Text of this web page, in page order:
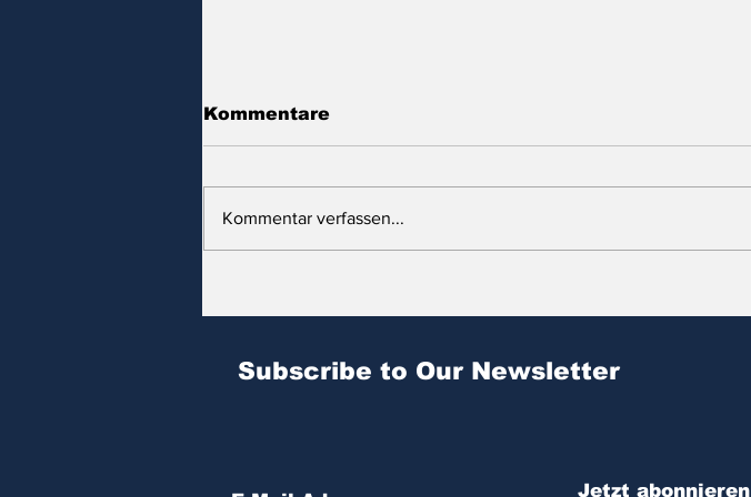
Kommentare
Kommentar verfassen...
Subscribe to Our Newsletter
Jetzt abonnieren